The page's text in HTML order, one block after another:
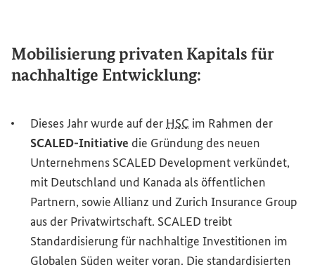
Mobilisierung privaten Kapitals für
nachhaltige Entwicklung:
Dieses Jahr wurde auf der HSC im Rahmen der
SCALED-Initiative die Gründung des neuen
Unternehmens SCALED Developmentverkündet,
mit Deutschland und Kanada als öffentlichen
Partnern, sowie Allianz und Zurich Insurance Group
aus der Privatwirtschaft. SCALED treibt
Standardisierung für nachhaltige Investitionen im
Globalen Süden weiter voran. Die standardisierten